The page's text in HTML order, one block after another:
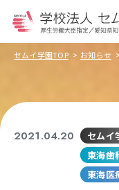
セムイ学園TOP お知らせ
2021.04.20 セムイ
東海歯
東海医